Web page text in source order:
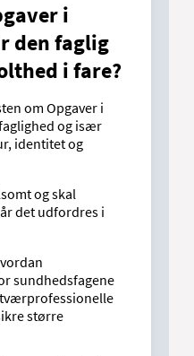
i
den faglig
i fare?
om Opgaver i
og især
identitet og
og skal
det udfordres i
sundhedsfagene
større